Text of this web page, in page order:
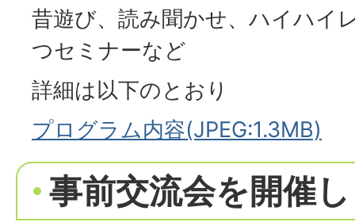
昔遊び、読み聞かせ、ハイハイ
つセミナーなど
詳細は以下のとおり
プログラム内容(JPEG:1.3MB)
事前交流会を開催